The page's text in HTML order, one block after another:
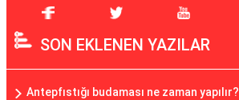
SON EKLENEN YAZILAR
Antepfıstığı budaması ne zaman yapılır?